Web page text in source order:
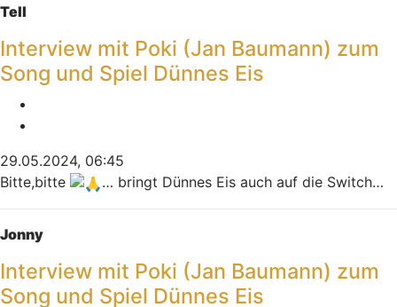
Tell
Interview mit Poki (Jan Baumann) zum
Song und Spiel Dünnes Eis
29.05.2024, 06:45
Bitte,bitte
… bringt Dünnes Eis auch auf die Switch…
Jonny
Interview mit Poki (Jan Baumann) zum
Song und Spiel Dünnes Eis